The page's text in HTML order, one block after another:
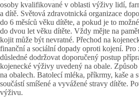
osoby kvalifikované v oblasti výživy lidí,
a dítě. Světová zdravotnická organizace
do 6 měsíců věku dítěte, a pokud je to
do dvou let věku dítěte. Vždy mějte na
kojit může být nevratné. Přechod na
finanční a sociální dopady oproti kojení. Pro
důsledné dodržovat doporučený postup
kojenecké výživy uvedený na obale.
na obalech. Batolecí mléka, příkrmy, kaše a
součástí smíšené a vyvážené stravy dítěte.
výživu.